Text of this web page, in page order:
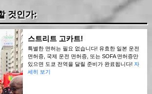
것인가:
스트리트 고카트!
특별한 면허는 필요 없습니다! 유효한 일본 운전
면허증, 국제 운전 면허증, 또는 SOFA 면허증만
있으면 도쿄 전역을 달릴 준비가 완료됩니다! 자
세히 보기